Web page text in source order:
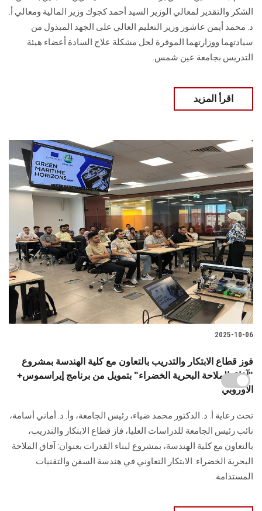
الشكر والتقدير لمعالي الوزير السيد أحمد كجوك وزير المالية ومعالي أ.
د. محمد أيمن عاشور وزير التعليم العالي على الجهد المبذول من
سيادتهما ووزارتهما الموقرة لحل مشكلة علاج السادة أعضاء هيئة
التدريس بجامعة عين شمس.
اقرأ المزيد
2025-10-06
فوز قطاع الابتكار والتدريب بالتعاون مع كلية الهندسة بمشروع
"آفاق الملاحة البحرية الخضراء" بتمويل من برنامج إيراسموس+
الأوروبي
تحت رعاية أ. د. الدكتور محمد ضياء، رئيس الجامعة، وأ. د. أماني أسامة،
نائب رئيس الجامعة للدراسات العليا، فاز قطاع الابتكار والتدريب،
بالتعاون مع كلية الهندسة، بمشروع لبناء القدرات بعنوان: آفاق الملاحة
البحرية الخضراء: الابتكار التعاوني في هندسة السفن والتقنيات
المستدامة.